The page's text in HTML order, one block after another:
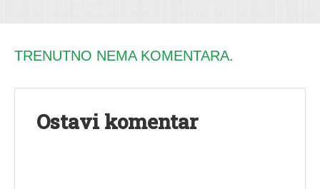
TRENUTNO NEMA KOMENTARA.
Ostavi komentar